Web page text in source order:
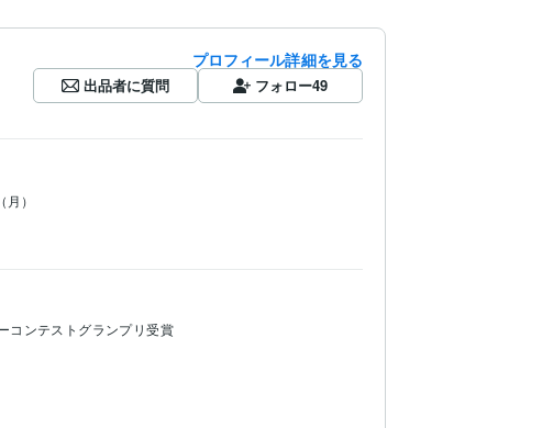
プロフィール詳細を見る
出品者に質問 フォロー49
）
コンテストグランプリ受賞